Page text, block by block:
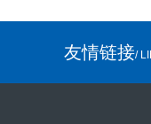
友情链接/